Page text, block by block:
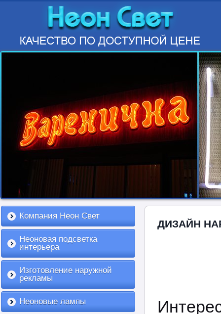
Компания Неон Свет
Неоновая подсветка
интерьера
Изготовление наружной
рекламы
Неоновые лампы
ДИЗАЙН